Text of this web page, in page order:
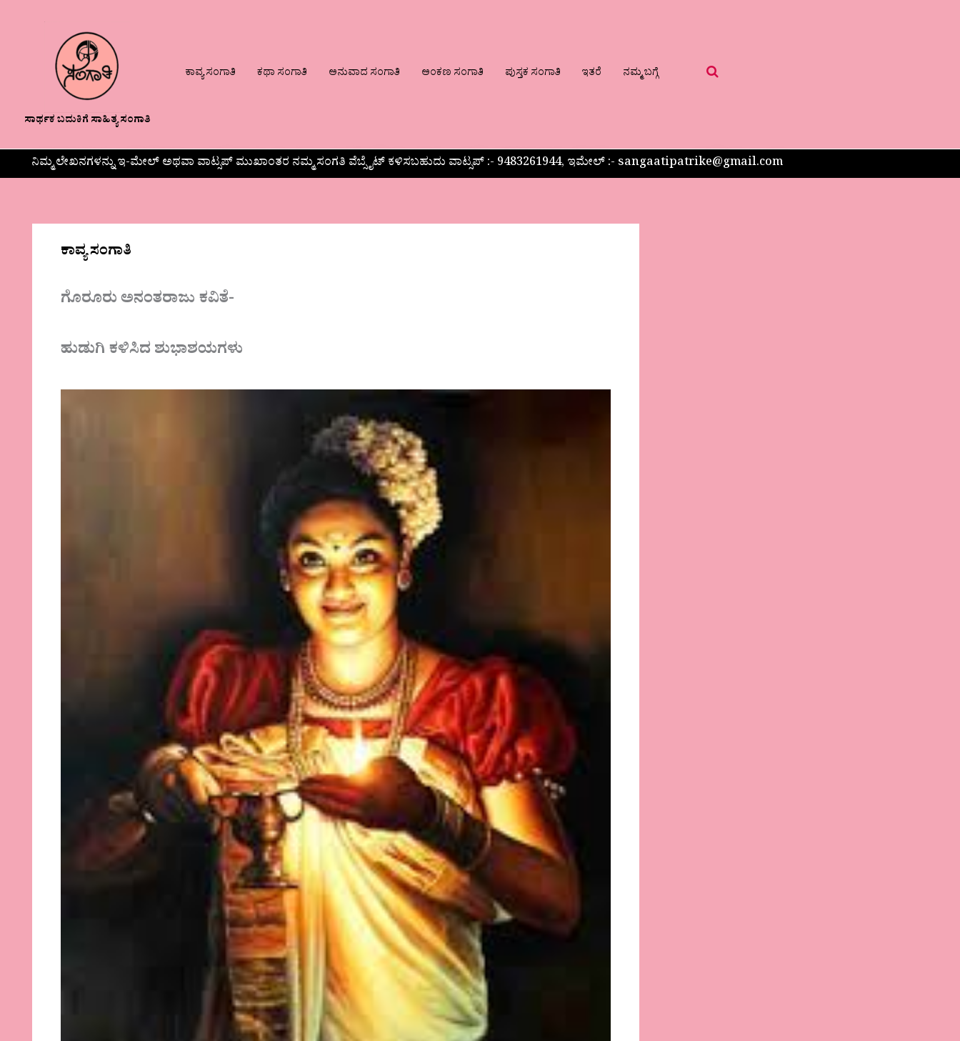
ಸಾರ್ಥಕ ಬದುಕಿಗೆ ಸಾಹಿತ್ಯ ಸಂಗಾತಿ
ಕಾವ್ಯ ಸಂಗಾತಿ ಕಥಾ ಸಂಗಾತಿ ಅನುವಾದ ಸಂಗಾತಿ ಅಂಕಣ ಸಂಗಾತಿ ಪುಸ್ತಕ ಸಂಗಾತಿ ಇತರೆ ನಮ್ಮ ಬಗ್ಗೆ
ನಿಮ್ಮ ಲೇಖನಗಳನ್ನು ಇ-ಮೇಲ್ ಅಥವಾ ವಾಟ್ಸಪ್ ಮುಖಾಂತರ ನಮ್ಮ ಸಂಗತಿ ವೆಬ್ಸೈಟ್ ಕಳಿಸಬಹುದು ವಾಟ್ಸಪ್‌ :- 9483261944, ಇಮೇಲ್ :- sangaatipatrike@gmail.com
ಕಾವ್ಯ ಸಂಗಾತಿ
ಗೊರೂರು ಅನಂತರಾಜು ಕವಿತೆ-
ಹುಡುಗಿ ಕಳಿಸಿದ ಶುಭಾಶಯಗಳು